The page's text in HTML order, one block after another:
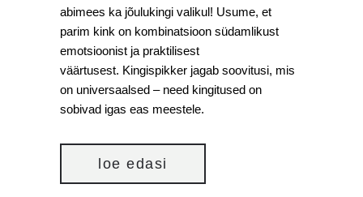
abimees ka jõulukingi valikul! Usume, et
parim kink on kombinatsioon südamlikust
emotsioonist ja praktilisest
väärtusest. Kingispikker jagab soovitusi, mis
on universaalsed – need kingitused on
sobivad igas eas meestele.
loe edasi